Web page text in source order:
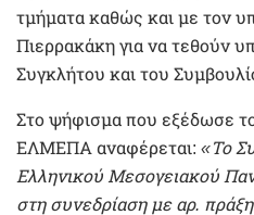
τμήματα καθώς και με τον
Πιερρακάκη για να τεθούν
Συγκλήτου και του
Στο ψήφισμα που εξέδωσε
ΕΛΜΕΠΑ αναφέρεται: «Το
Ελληνικού Μεσογειακού
στη συνεδρίαση με αρ.